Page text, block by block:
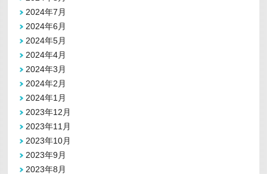
2024年7月
2024年6月
2024年5月
2024年4月
2024年3月
2024年2月
2024年1月
2023年12月
2023年11月
2023年10月
2023年9月
2023年8月